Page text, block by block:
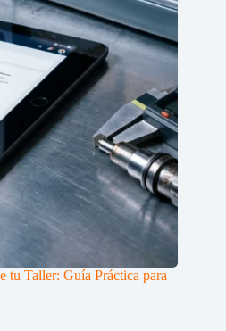
tu Taller: Guía Práctica para